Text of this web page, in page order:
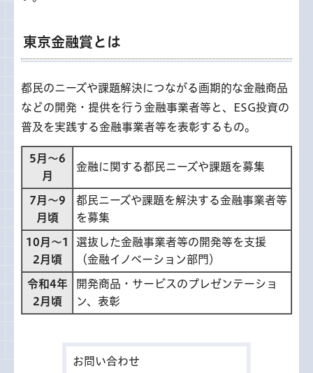
東京金融賞とは
都民のニーズや課題解決につながる画期的な金融商品
などの開発・提供を行う金融事業者等と、ESG投資の
普及を実践する金融事業者等を表彰するもの。
5月～6
月
金融に関する都民ニーズや課題を募集
7月～9
月頃
都民ニーズや課題を解決する金融事業者等
を募集
10月～1
2月頃
選抜した金融事業者等の開発等を支援
（金融イノベーション部門）
令和4年
2月頃
開発商品・サービスのプレゼンテーショ
ン、表彰
お問い合わせ